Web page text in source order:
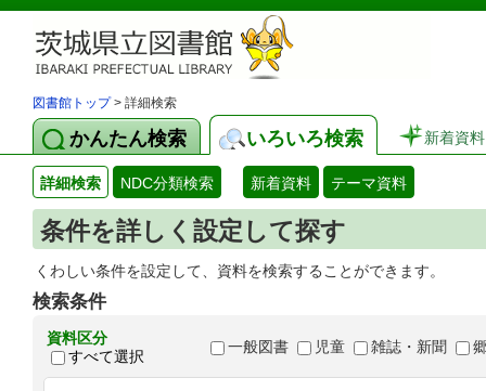
図書館トップ> 詳細検索
かんたん検索 いろいろ検索 新着資料
詳細検索 NDC分類検索 新着資料 テーマ資料
条件を詳しく設定して探す
くわしい条件を設定して、資料を検索することができます。
検索条件
資料区分
すべて選択
一般図書 児童 雑誌・新聞